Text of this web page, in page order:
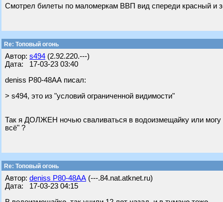
Смотрел билеты по маломеркам ВВП вид спереди красный и
Re: Топовый огонь
Автор: s494 (2.92.220.---)
Дата: 17-03-23 03:40
deniss Р80-48АА писал:
> s494, это из "условий ограниченной видимости"
Так я ДОЛЖЕН ночью сваливаться в водоизмещайку или могу
всё" ?
Re: Топовый огонь
Автор: deniss Р80-48АА (---.84.nat.atknet.ru)
Дата: 17-03-23 04:15